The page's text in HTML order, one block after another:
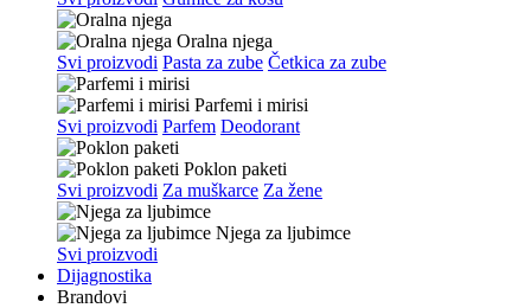
Oralna njega
Svi proizvodi Pasta za zube Četkica za zube
Parfemi i mirisi
Svi proizvodi Parfem Deodorant
Poklon paketi
Svi proizvodi Za muškarce Za žene
Njega za ljubimce
Svi proizvodi
Dijagnostika
Brandovi